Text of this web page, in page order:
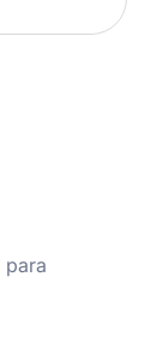
para